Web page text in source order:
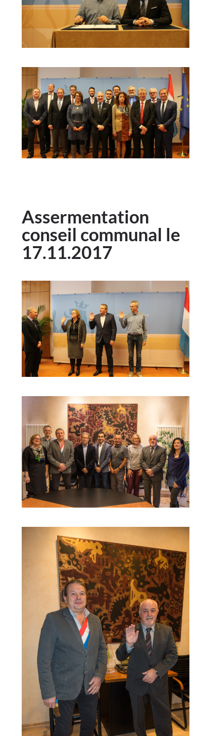
Assermentation
conseil communal le
17.11.2017